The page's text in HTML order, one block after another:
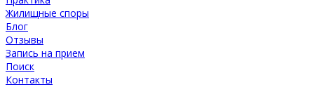
Жилищные споры
Блог
Отзывы
Запись на прием
Поиск
Контакты